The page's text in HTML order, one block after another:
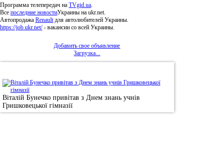
Программа телепередач на TVgid.ua.
Все последние новостиУкраины на ukr.net.
Автопродажа Renaultдля автолюбителей Украины.
https://job.ukr.net/- вакансии со всей Украины.
Добавить свое объявление
Загрузка...
Віталій Бунечко привітав з Днем знань учнів
Гришковецької гімназії